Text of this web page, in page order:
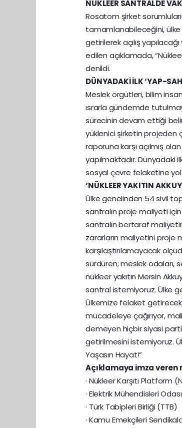
NÜKLEER SANTRALDE
Rosatom şirket
tamamlanabileceğini, ülke
getirilerek açılış
edilen açıklamada,
denildi.
DÜNYADAKİ İLK ‘YAP-
Meslek örgütleri, bilim
ısrarla gündemde
sürecinin devam ettiği
yüklenici şirketin projeden
raporuna karşı açılmış
yapılmaktadır. Dünyadaki
sosyal çevre felaketine yol
‘NÜKLEER YAKITIN
Ülke genelinden 54 sivil
santralın proje maliyeti
santralın bertaraf
zararların maliyetini proje
karşılaştırılamayacak
sürdüren; meslek odaları,
nükleer yakıtın Mersin
santral istemiyoruz. Ülke
Ülkemize felaket getirecek
mücadeleye çağırıyor,
demeyen hiçbir siyasi
getirilmesini istemiyoruz.
Yaşasın Hayat!”
Açıklamaya imza veren
· Nükleer Karşıtı Platform
· Elektrik Mühendisleri
· Türk Tabipleri Birliği (TTB)
· Kamu Emekçileri